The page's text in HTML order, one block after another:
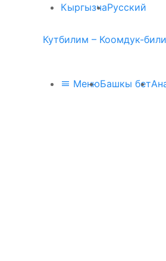
КыргызчаРусский
Кутбилим – Коомдук-
МенюБашкы бет